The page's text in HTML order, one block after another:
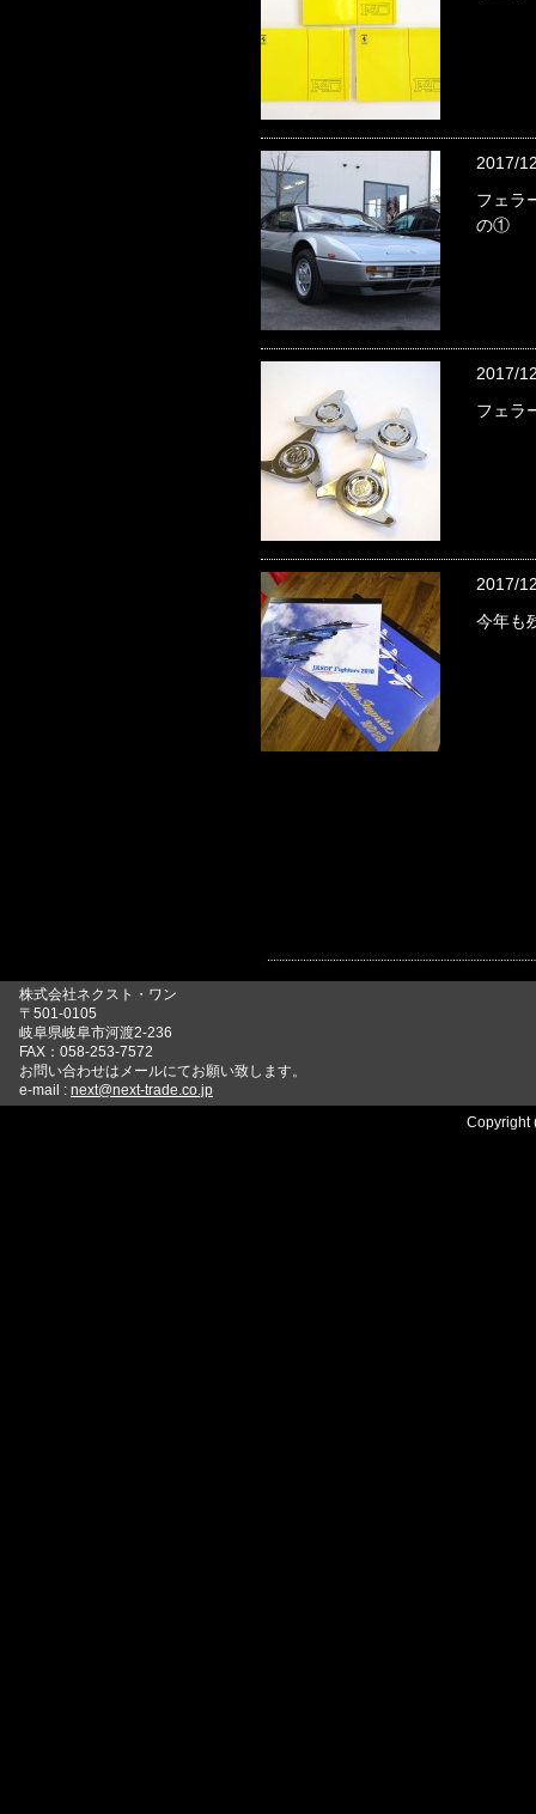
2017/
フェラ
の①
2017/
フェラ
2017/
今年も
株式会社ネクスト・ワン
〒501-0105
岐阜県岐阜市河渡2-236
FAX：058-253-7572
お問い合わせはメールにてお願い致します。
e-mail : next@next-trade.co.jp
Copyright